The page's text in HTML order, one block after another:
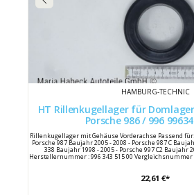
HAMBURG-TECHNIC
HT Rillenkugellager für Domlager
Porsche 986
Rillenkugellager mit Gehäuse Vorderachse Passend für:
Porsche 987 Baujahr 2005 - 2008 - Porsche 987 C
338 Baujahr 1998 - 2005 - Porsche 997 C2 Baujahr
Herstellernummer : 996 343 515 00 Vergleichsnummer :
22,61 €*